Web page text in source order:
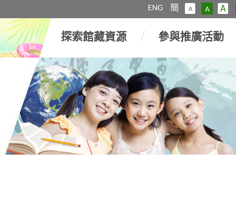
ENG 簡 A A A
探索館藏資源 參與推廣活動